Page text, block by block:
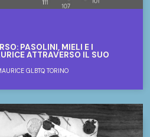
PASOLINI, MIELI E I
ATTRAVERSO IL SUO
GLBTQ TORINO